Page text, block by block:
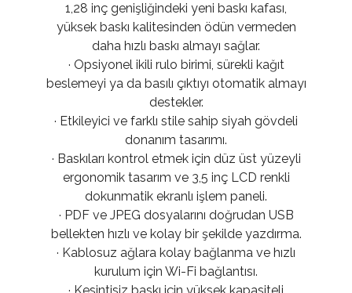
1,28 inç genişliğindeki yeni baskı kafası,
yüksek baskı kalitesinden ödün vermeden
daha hızlı baskı almayı sağlar.
· Opsiyonel ikili rulo birimi, sürekli kağıt
beslemeyi ya da basılı çıktıyı otomatik almayı
destekler.
· Etkileyici ve farklı stile sahip siyah gövdeli
donanım tasarımı.
· Baskıları kontrol etmek için düz üst yüzeyli
ergonomik tasarım ve 3,5 inç LCD renkli
dokunmatik ekranlı işlem paneli.
· PDF ve JPEG dosyalarını doğrudan USB
bellekten hızlı ve kolay bir şekilde yazdırma.
· Kablosuz ağlara kolay bağlanma ve hızlı
kurulum için Wi-Fi bağlantısı.